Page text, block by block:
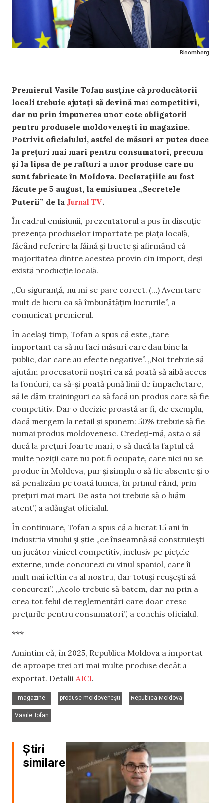
Bloomberg
Premierul Vasile Tofan susține că producătorii
locali trebuie ajutați să devină mai competitivi,
dar nu prin impunerea unor cote obligatorii
pentru produsele moldovenești în magazine.
Potrivit oficialului, astfel de măsuri ar putea duce
la prețuri mai mari pentru consumatori, precum
și la lipsa de pe rafturi a unor produse care nu
sunt fabricate în Moldova. Declarațiile au fost
făcute pe 5 august, la emisiunea „Secretele
Puterii” de la Jurnal TV.
În cadrul emisiunii, prezentatorul a pus în discuție
prezența produselor importate pe piața locală,
făcând referire la făină și fructe și afirmând că
majoritatea dintre acestea provin din import, deși
există producție locală.
„Cu siguranță, nu mi se pare corect. (…) Avem tare
mult de lucru ca să îmbunătățim lucrurile”, a
comunicat premierul.
În același timp, Tofan a spus că este „tare
important ca să nu faci măsuri care dau bine la
public, dar care au efecte negative”. „Noi trebuie să
ajutăm procesatorii noștri ca să poată să aibă acces
la fonduri, ca să-și poată pună linii de împachetare,
să le dăm traininguri ca să facă un produs care să fie
competitiv. Dar o decizie proastă ar fi, de exemplu,
dacă mergem la retail și spunem: 50% trebuie să fie
numai produs moldovenesc. Credeți-mă, asta o să
ducă la prețuri foarte mari, o să ducă la faptul că
multe poziții care nu pot fi ocupate, care nici nu se
produc în Moldova, pur și simplu o să fie absente și o
să penalizăm pe toată lumea, în primul rând, prin
prețuri mai mari. De asta noi trebuie să o luăm
atent”, a adăugat oficialul.
În continuare, Tofan a spus că a lucrat 15 ani în
industria vinului și știe „ce înseamnă să construiești
un jucător vinicol competitiv, inclusiv pe piețele
externe, unde concurezi cu vinul spaniol, care îi
mult mai ieftin ca al nostru, dar totuși reușești să
concurezi”. „Acolo trebuie să batem, dar nu prin a
crea tot felul de reglementări care doar cresc
prețurile pentru consumatori”, a conchis oficialul.
***
Amintim că, în 2025, Republica Moldova a importat
de aproape trei ori mai multe produse decât a
exportat. Detalii AICI.
magazine
produse moldovenești
Republica Moldova
Vasile Tofan
Știri
similare